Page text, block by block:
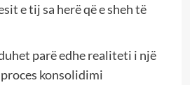
e tij sa herë që e sheh të
parë edhe realiteti i një
konsolidimi